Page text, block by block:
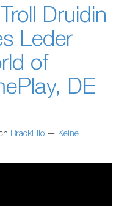
Druidin
Leder
of
DE
BrackFllo — Keine